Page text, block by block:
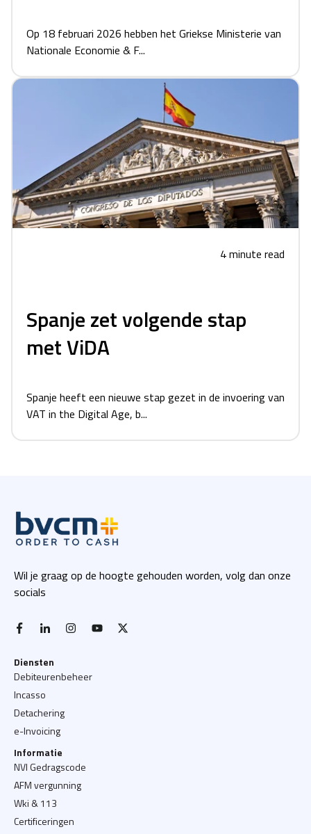
Op 18 februari 2026 hebben het Griekse Ministerie van
Nationale Economie & F...
4 minute read
Spanje zet volgende stap
met ViDA
Spanje heeft een nieuwe stap gezet in de invoering van
VAT in the Digital Age, b...
Wil je graag op de hoogte gehouden worden, volg dan onze
socials
facebook-flinkedin-ininstagramyoutube
Diensten
Debiteurenbeheer
Incasso
Detachering
e-Invoicing
Informatie
NVI Gedragscode
AFM vergunning
Wki & 113
Certificeringen